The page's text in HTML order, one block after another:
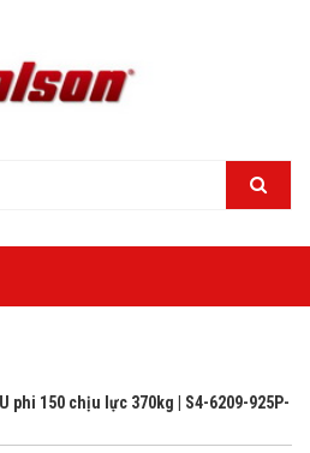
phi 150 chịu lực 370kg | S4-6209-925P-